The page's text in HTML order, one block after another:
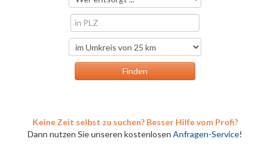
Keine Zeit selbst zu suchen? Besser Hilfe vom Profi?
Dann nutzen Sie unseren kostenlosen Anfragen-Service!